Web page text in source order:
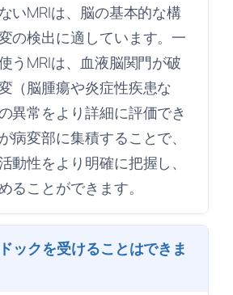
いMRIは、脳の基本的な構
の検出に適しています。一
うMRIは、血液脳関門が破
（脳腫瘍や炎症性疾患な
異常をより詳細に評価でき
病変部に集積することで、
動性をより明確に把握し、
ることができます。
ックを受けることはできま